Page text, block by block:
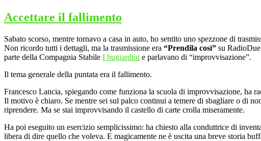
Accettare il fallimento
Sabato scorso, mentre tornavo a casa in auto, ho sentito uno spezzone di
Non ricordo tutti i dettagli, ma la trasmissione era “Prendila così” su
parte della Compagnia Stabile I bugiardini e parlavano di “improvvisazione”.
Il tema generale della puntata era il fallimento.
Francesco Lancia, spiegando come funziona la scuola di improvvisazione, ha
Il motivo è chiaro. Se mentre sei sul palco continui a temere di sbagliare o di
riprendere. Ma se stai improvvisando il castello di carte crolla miseramente.
Ha poi eseguito un esercizio semplicissimo: ha chiesto alla conduttrice di
libera di dire quello che voleva. E magicamente ne è uscita una breve storia